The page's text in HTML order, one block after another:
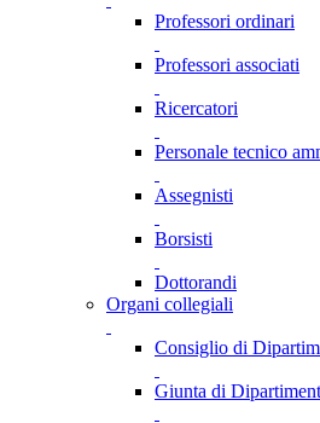
Professori ordinari
Professori associati
Ricercatori
Personale tecnico
Assegnisti
Borsisti
Dottorandi
Organi collegiali
Consiglio di
Giunta di